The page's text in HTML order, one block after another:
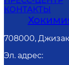
КОНТАКТЫ
708000,
Эл. адрес: